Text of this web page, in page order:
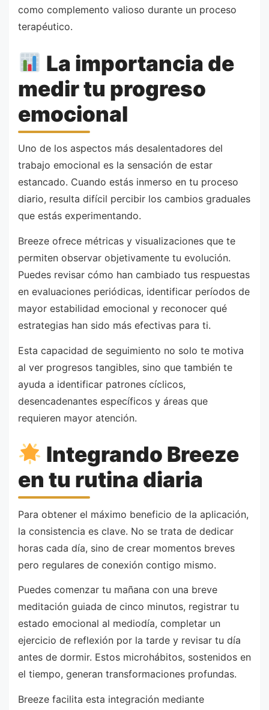
como complemento valioso durante un proceso
terapéutico.
La importancia de
medir tu progreso
emocional
Uno de los aspectos más desalentadores del
trabajo emocional es la sensación de estar
estancado. Cuando estás inmerso en tu proceso
diario, resulta difícil percibir los cambios graduales
que estás experimentando.
Breeze ofrece métricas y visualizaciones que te
permiten observar objetivamente tu evolución.
Puedes revisar cómo han cambiado tus respuestas
en evaluaciones periódicas, identificar períodos de
mayor estabilidad emocional y reconocer qué
estrategias han sido más efectivas para ti.
Esta capacidad de seguimiento no solo te motiva
al ver progresos tangibles, sino que también te
ayuda a identificar patrones cíclicos,
desencadenantes específicos y áreas que
requieren mayor atención.
Integrando Breeze
en tu rutina diaria
Para obtener el máximo beneficio de la aplicación,
la consistencia es clave. No se trata de dedicar
horas cada día, sino de crear momentos breves
pero regulares de conexión contigo mismo.
Puedes comenzar tu mañana con una breve
meditación guiada de cinco minutos, registrar tu
estado emocional al mediodía, completar un
ejercicio de reflexión por la tarde y revisar tu día
antes de dormir. Estos microhábitos, sostenidos en
el tiempo, generan transformaciones profundas.
Breeze facilita esta integración mediante